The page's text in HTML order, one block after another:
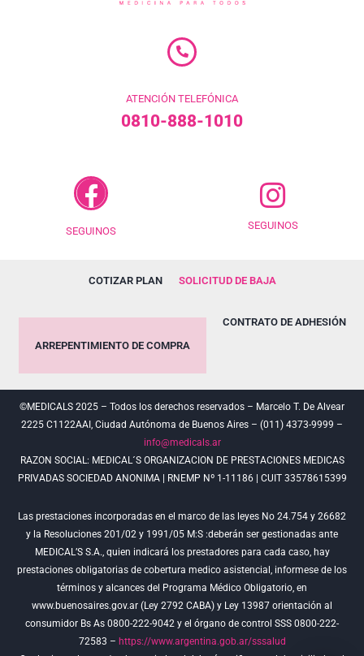
ATENCIÓN TELEFÓNICA
0810-888-1010
SEGUINOS SEGUINOS
COTIZAR PLAN SOLICITUD DE BAJA
ARREPENTIMIENTO DE COMPRA
CONTRATO DE ADHESIÓN
©MEDICALS 2025 – Todos los derechos reservados – Marcelo T. De Alvear
2225 C1122AAI, Ciudad Autónoma de Buenos Aires – (011) 4373-9999 –
info@medicals.ar
RAZON SOCIAL: MEDICAL´S ORGANIZACION DE PRESTACIONES MEDICAS
PRIVADAS SOCIEDAD ANONIMA | RNEMP Nº 1-11186 | CUIT 33578615399
Las prestaciones incorporadas en el marco de las leyes No 24.754 y 26682
y la Resoluciones 201/02 y 1991/05 M:S :deberán ser gestionadas ante
MEDICAL’S S.A., quien indicará los prestadores para cada caso, hay
prestaciones obligatorias de cobertura medico asistencial, informese de los
términos y alcances del Programa Médico Obligatorio, en
www.buenosaires.gov.ar (Ley 2792 CABA) y Ley 13987 orientación al
consumidor Bs As 0800-222-9042 y el órgano de control SSS 0800-222-
72583 – https://www.argentina.gob.ar/sssalud